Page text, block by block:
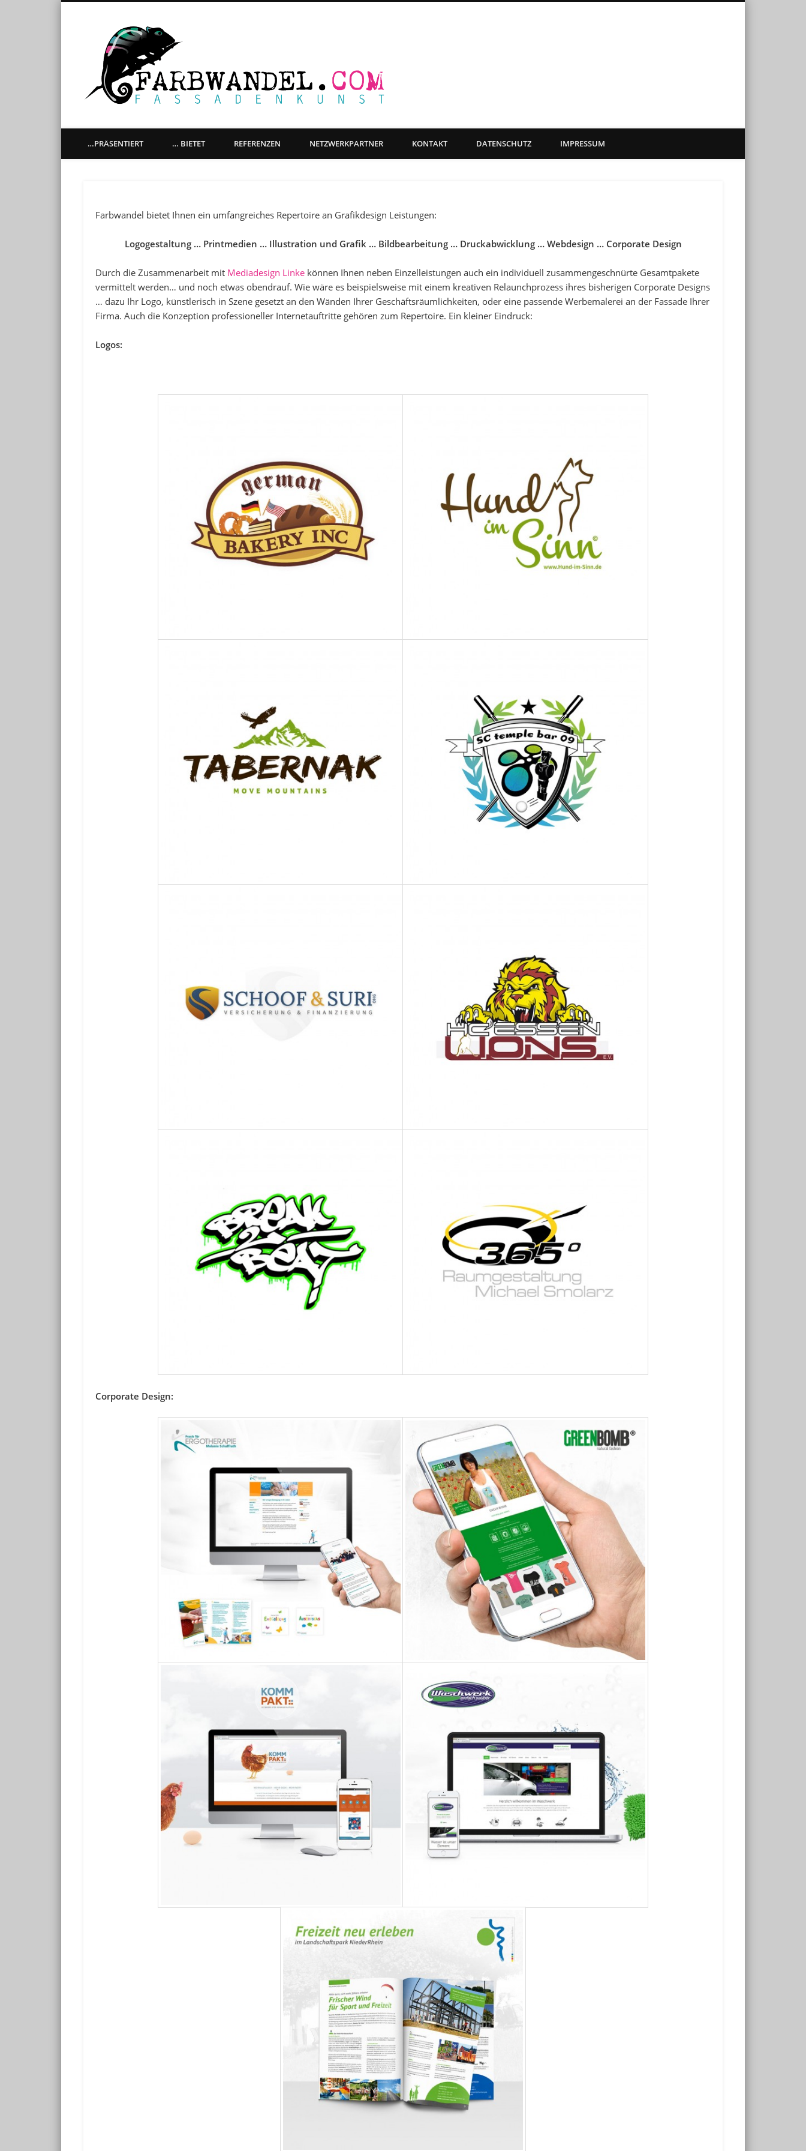
künstlerische Gestaltung aller Oberflächen, Graffitiaufträge Objektgestaltung, Beschriftung & Grafikdesign
…PRÄSENTIERT … BIETET REFERENZEN NETZWERKPARTNER KONTAKT DATENSCHUTZ IMPRESSUM
Farbwandel bietet Ihnen ein umfangreiches Repertoire an Grafikdesign Leistungen:
Logogestaltung … Printmedien … Illustration und Grafik … Bildbearbeitung … Druckabwicklung … Webdesign … Corporate Design
Durch die Zusammenarbeit mit Mediadesign Linkekönnen Ihnen neben Einzelleistungen auch ein individuell zusammengeschnürte Gesamtpakete
vermittelt werden… und noch etwas obendrauf. Wie wäre es beispielsweise mit einem kreativen Relaunchprozess ihres bisherigen Corporate Designs
… dazu Ihr Logo, künstlerisch in Szene gesetzt an den Wänden Ihrer Geschäftsräumlichkeiten, oder eine passende Werbemalerei an der Fassade Ihrer
Firma. Auch die Konzeption professioneller Internetauftritte gehören zum Repertoire. Ein kleiner Eindruck:
Logos:
Corporate Design: